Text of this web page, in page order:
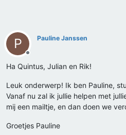
P
Offline
Pauline Janssen
Ha Quintus, Julian en Rik!
Leuk onderwerp! Ik ben Pauline,
Vanaf nu zal ik jullie helpen met
mij een mailtje, en dan doen we
Groetjes Pauline